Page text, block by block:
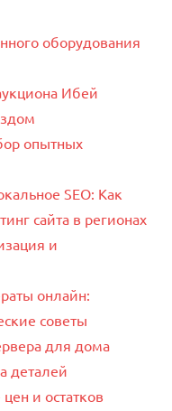
оборудования
Ибей
опытных
SEO: Как
сайта в регионах
и
онлайн:
советы
для дома
деталей
и остатков